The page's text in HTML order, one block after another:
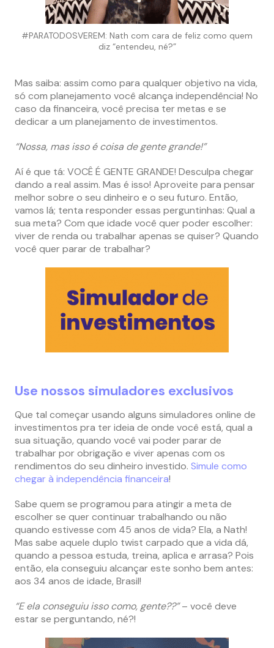
#PARATODOSVEREM: Nath com cara de feliz como quem
diz “entendeu, né?”
Mas saiba: assim como para qualquer objetivo na vida,
só com planejamento você alcança independência! No
caso da financeira, você precisa ter metas e se
dedicar a um planejamento de investimentos.
“Nossa, mas isso é coisa de gente grande!”
Aí é que tá: VOCÊ É GENTE GRANDE! Desculpa chegar
dando a real assim. Mas é isso! Aproveite para pensar
melhor sobre o seu dinheiro e o seu futuro. Então,
vamos lá; tenta responder essas perguntinhas: Qual a
sua meta? Com que idade você quer poder escolher:
viver de renda ou trabalhar apenas se quiser? Quando
você quer parar de trabalhar?
Use nossos simuladores exclusivos
Que tal começar usando alguns simuladores online de
investimentos pra ter ideia de onde você está, qual a
sua situação, quando você vai poder parar de
trabalhar por obrigação e viver apenas com os
rendimentos do seu dinheiro investido. Simule como
chegar à independência financeira!
Sabe quem se programou para atingir a meta de
escolher se quer continuar trabalhando ou não
quando estivesse com 45 anos de vida? Ela, a Nath!
Mas sabe aquele duplo twist carpado que a vida dá,
quando a pessoa estuda, treina, aplica e arrasa? Pois
então, ela conseguiu alcançar este sonho bem antes:
aos 34 anos de idade, Brasil!
“E ela conseguiu isso como, gente??”– você deve
estar se perguntando, né?!